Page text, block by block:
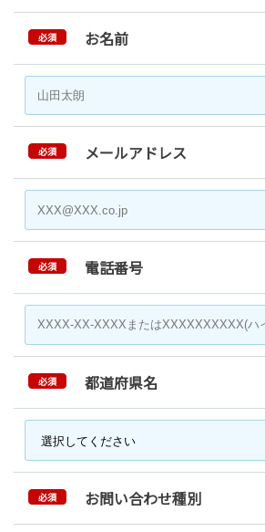
必須 お名前
必須 メールアドレス
必須 電話番号
必須 都道府県名
必須 お問い合わせ種別